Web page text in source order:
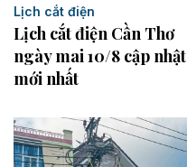
Lịch cắt điện
Lịch cắt điện Cần Thơ
ngày mai 10/8 cập nhật
mới nhất